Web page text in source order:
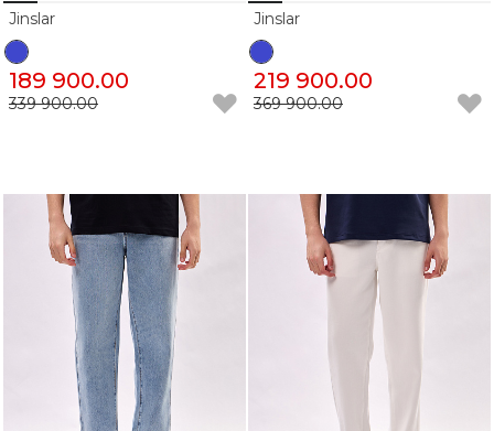
Jinslar
189 900.00
339 900.00
Jinslar
219 900.00
369 900.00